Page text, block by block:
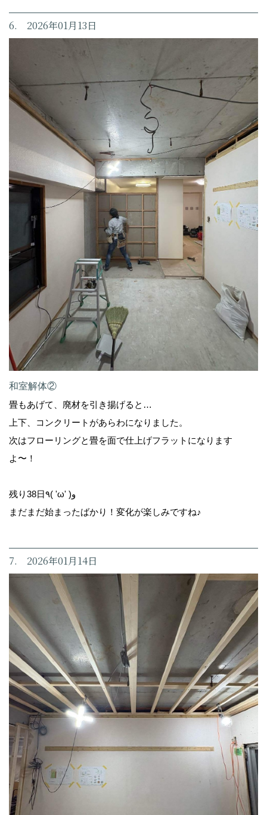
6. 2026年01月13日
和室解体②
畳もあげて、廃材を引き揚げると…
上下、コンクリートがあらわになりました。
次はフローリングと畳を面で仕上げフラットになります
よ〜！
残り38日٩( 'ω' )و
まだまだ始まったばかり！変化が楽しみですね♪
7. 2026年01月14日